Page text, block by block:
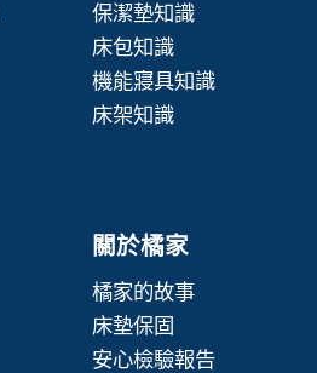
保潔墊知識
床包知識
機能寢具知識
床架知識
關於橘家
橘家的故事
床墊保固
安心檢驗報告